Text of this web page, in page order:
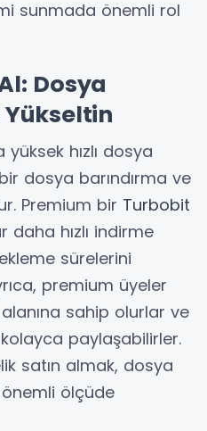
sunmada önemli rol
Dosya
yüksek hızlı dosya
dosya barındırma ve
Premium bir Turbobit
daha hızlı indirme
sürelerini
premium üyeler
sahip olurlar ve
paylaşabilirler.
satın almak, dosya
ölçüde